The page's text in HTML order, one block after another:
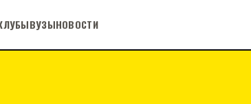
ВУЗЫНОВОСТИ